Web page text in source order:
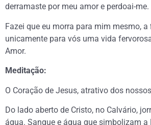
derramaste por meu amor e perdoai-me.
Fazei que eu morra para mim mesmo, a
unicamente para vós uma vida
Amor.
Meditação:
O Coração de Jesus, atrativo dos
Do lado aberto de Cristo, no Calvário,
água. Sangue e água que simbolizam a